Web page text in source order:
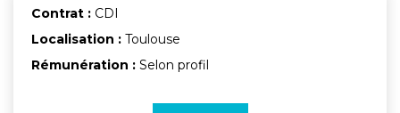
Contrat : CDI
Localisation : Toulouse
Rémunération : Selon profil